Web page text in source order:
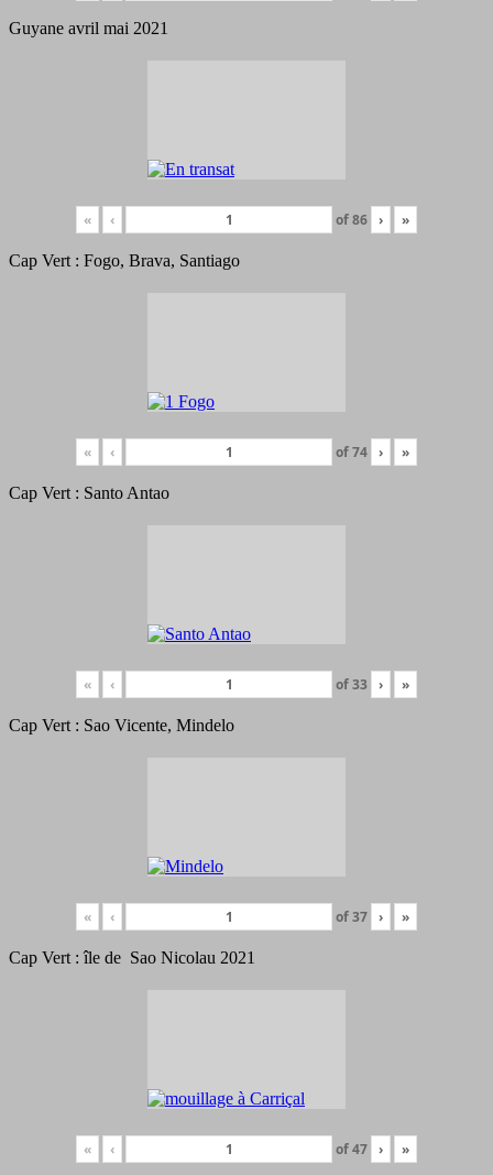
Guyane avril mai 2021
« ‹ of86 › »
Cap Vert : Fogo, Brava, Santiago
« ‹ of74 › »
Cap Vert : Santo Antao
« ‹ of33 › »
Cap Vert : Sao Vicente, Mindelo
« ‹ of37 › »
Cap Vert : île de Sao Nicolau 2021
« ‹ of47 › »